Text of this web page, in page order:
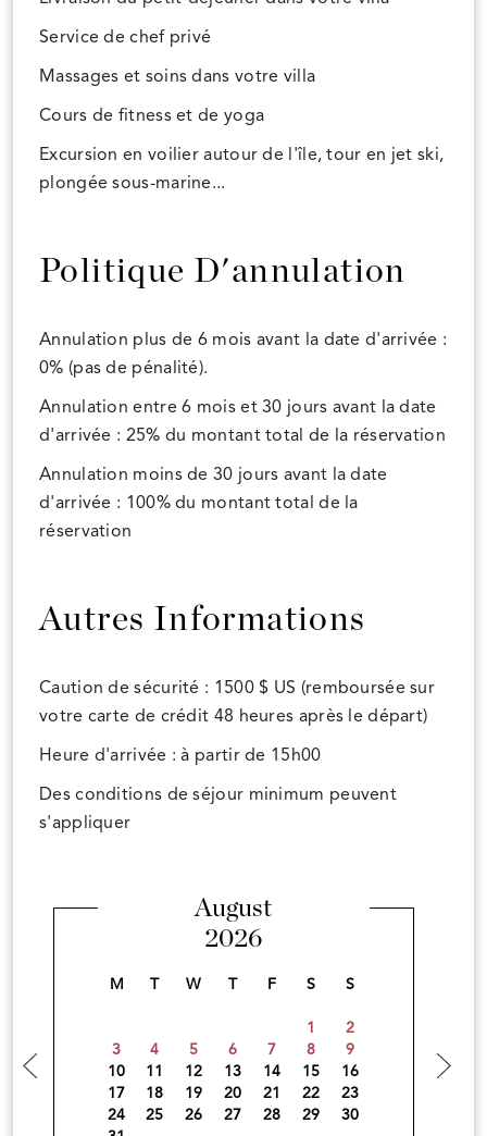
Service de chef privé
Massages et soins dans votre villa
Cours de fitness et de yoga
Excursion en voilier autour de l'île, tour en jet ski,
plongée sous-marine...
Politique D'annulation
Annulation plus de 6 mois avant la date d'arrivée :
0% (pas de pénalité).
Annulation entre 6 mois et 30 jours avant la date
d'arrivée : 25% du montant total de la réservation
Annulation moins de 30 jours avant la date
d'arrivée : 100% du montant total de la
réservation
Autres Informations
Caution de sécurité : 1500 $ US (remboursée sur
votre carte de crédit 48 heures après le départ)
Heure d'arrivée : à partir de 15h00
Des conditions de séjour minimum peuvent
s'appliquer
August
2026
M T W T F S S
1
2
3
4 5 6 7 8
9
10
11 12 13 14 15
16
17
18 19 20 21 22
23
24
25 26 27 28 29
30